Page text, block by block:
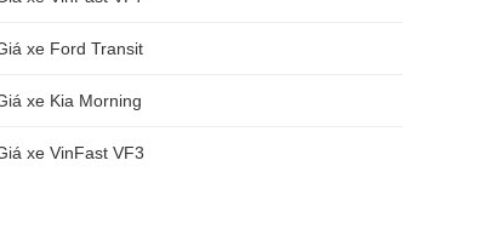
xe Ford Transit
xe Kia Morning
xe VinFast VF3